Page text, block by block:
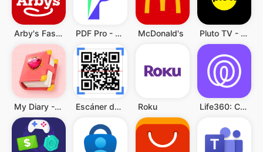
Arby's Fast Food Sandwiches PDF Pro - Reader & Maker McDonald's Pluto TV - Películas y Series
My Diary - Diary With Lock Escáner de QR y Código Barras Roku Life360: Compartir ubicación